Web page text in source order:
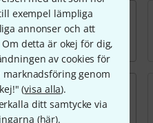
exempel lämpliga
annonser och att
detta är okej för dig,
av cookies för
genom
(visa alla).
ditt samtycke via
(här).